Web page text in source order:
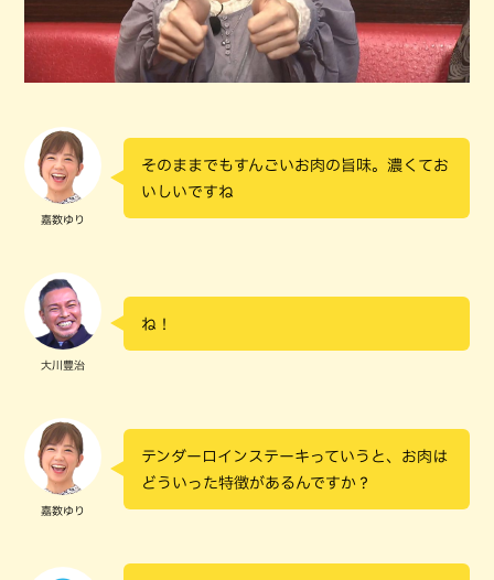
嘉数ゆり
そのままでもすんごいお肉の旨味。濃くてお
いしいですね
大川豊治
ね！
嘉数ゆり
テンダーロインステーキっていうと、お肉は
どういった特徴があるんですか？